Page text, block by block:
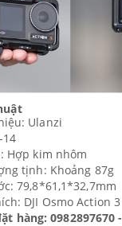
Ulanzi
14
Hợp kim nhôm
tịnh: Khoảng 87g
79,8*61,1*32,7mm
DJI Osmo Action
hàng: 0982897670